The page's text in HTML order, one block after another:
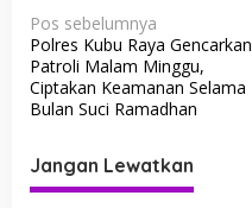
N
a
v
i
g
a
Pos sebelumnya
Polres Kubu Raya Gencarkan
Patroli Malam Minggu,
Ciptakan Keamanan Selama
Bulan Suci Ramadhan
Jangan Lewatkan